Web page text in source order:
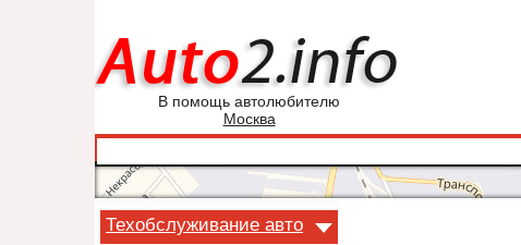
В помощь автолюбителю
Москва
Техобслуживание авто